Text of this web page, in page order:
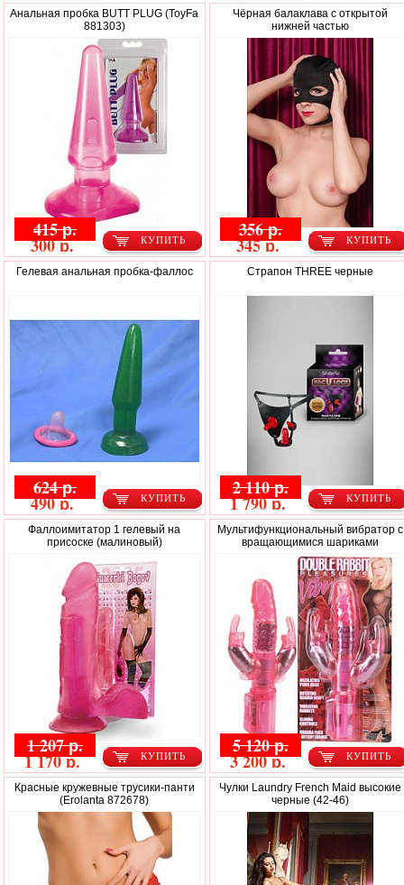
Анальная пробка BUTT PLUG (ToyFa
881303)
КУПИТЬ
415 р.
300 р.
Чёрная балаклава с открытой
нижней частью
КУПИТЬ
356 р.
345 р.
Гелевая анальная пробка-фаллос
КУПИТЬ
624 р.
490 р.
Страпон THREE черные
КУПИТЬ
2 110 р.
1 790 р.
Фаллоимитатор 1 гелевый на
присоске (малиновый)
КУПИТЬ
1 207 р.
1 170 р.
Мультифункциональный вибратор с
вращающимися шариками
КУПИТЬ
5 120 р.
3 200 р.
Красные кружевные трусики-панти
(Erolanta 872678)
Чулки Laundry French Maid высокие
черные (42-46)